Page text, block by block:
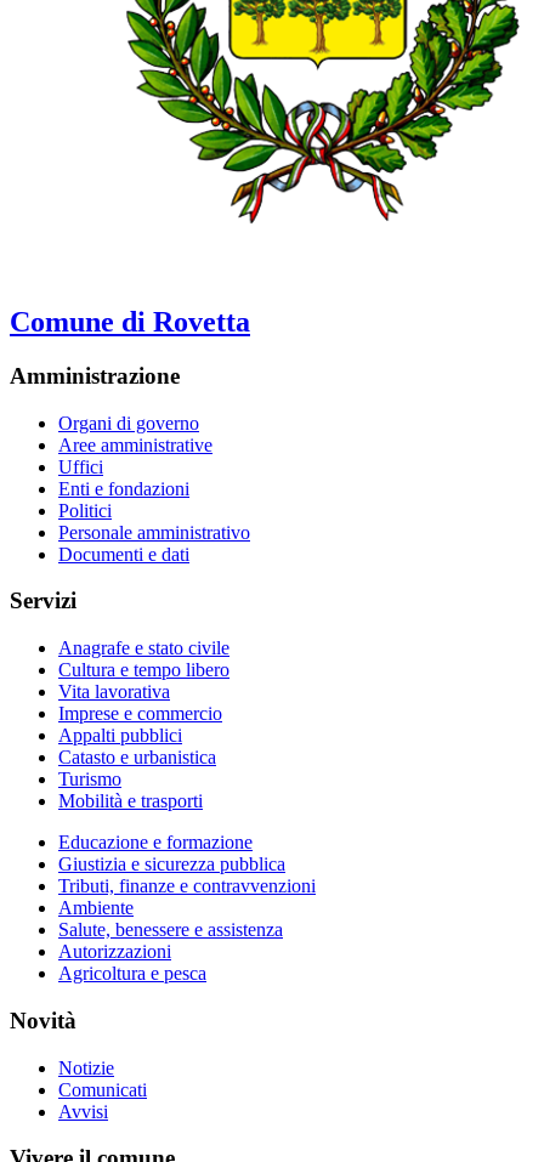
Comune di Rovetta
Amministrazione
Organi di governo
Aree amministrative
Uffici
Enti e fondazioni
Politici
Personale amministrativo
Documenti e dati
Servizi
Anagrafe e stato civile
Cultura e tempo libero
Vita lavorativa
Imprese e commercio
Appalti pubblici
Catasto e urbanistica
Turismo
Mobilità e trasporti
Educazione e formazione
Giustizia e sicurezza pubblica
Tributi, finanze e contravvenzioni
Ambiente
Salute, benessere e assistenza
Autorizzazioni
Agricoltura e pesca
Novità
Notizie
Comunicati
Avvisi